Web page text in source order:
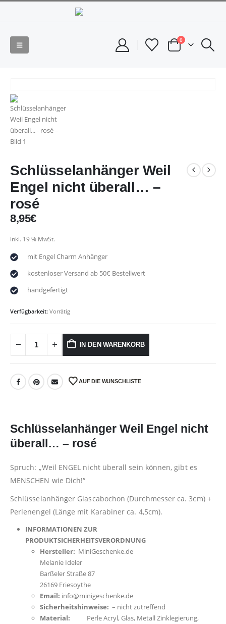
0
Schlüsselanhänger Weil
Engel nicht überall… –
rosé
8,95€
inkl. 19 % MwSt.
mit Engel Charm Anhänger
kostenloser Versand ab 50€ Bestellwert
handgefertigt
Verfügbarkeit: Vorrätig
IN DEN WARENKORB
AUF DIE WUNSCHLISTE
Schlüsselanhänger Weil Engel nicht
überall… – rosé
Spruch: „Weil ENGEL nicht überall sein können, gibt es
MENSCHEN wie Dich!“
Schlüsselanhänger Glascabochon (Durchmesser ca. 3cm) +
Perlenengel (Länge mit Karabiner ca. 4,5cm).
INFORMATIONEN ZUR
PRODUKTSICHERHEITSVERORDNUNG
Hersteller: MiniGeschenke.de
Melanie Ideler
Barßeler Straße 87
26169 Friesoythe
Email: info@minigeschenke.de
Sicherheitshinweise: – nicht zutreffend
Material: Perle Acryl, Glas, Metall Zinklegierung,